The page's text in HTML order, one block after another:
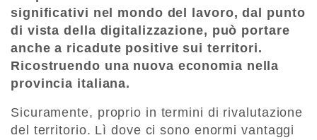
significativi nel mondo del lavoro, dal punto
di vista della digitalizzazione, può portare
anche a ricadute positive sui territori.
Ricostruendo una nuova economia nella
provincia italiana.
Sicuramente, proprio in termini di rivalutazione
del territorio. Lì dove ci sono enormi vantaggi